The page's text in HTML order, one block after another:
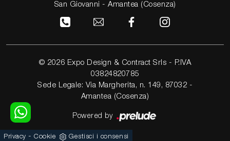
San Giovanni - Amantea (Cosenza)
© 2026 Expo Design & Contract Srls - P.IVA
03824820785
Sede Legale: Via Margherita, n. 149, 87032 -
Amantea (Cosenza)
Powered by
Privacy - Cookie Gestisci i consensi